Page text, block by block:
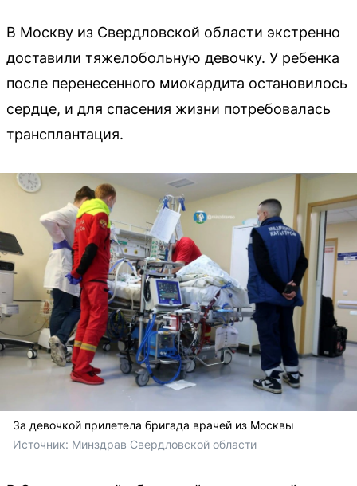
В Москву из Свердловской области экстренно
доставили тяжелобольную девочку. У ребенка
после перенесенного миокардита остановилось
сердце, и для спасения жизни потребовалась
трансплантация.
За девочкой прилетела бригада врачей из Москвы
Источник: Минздрав Свердловской области